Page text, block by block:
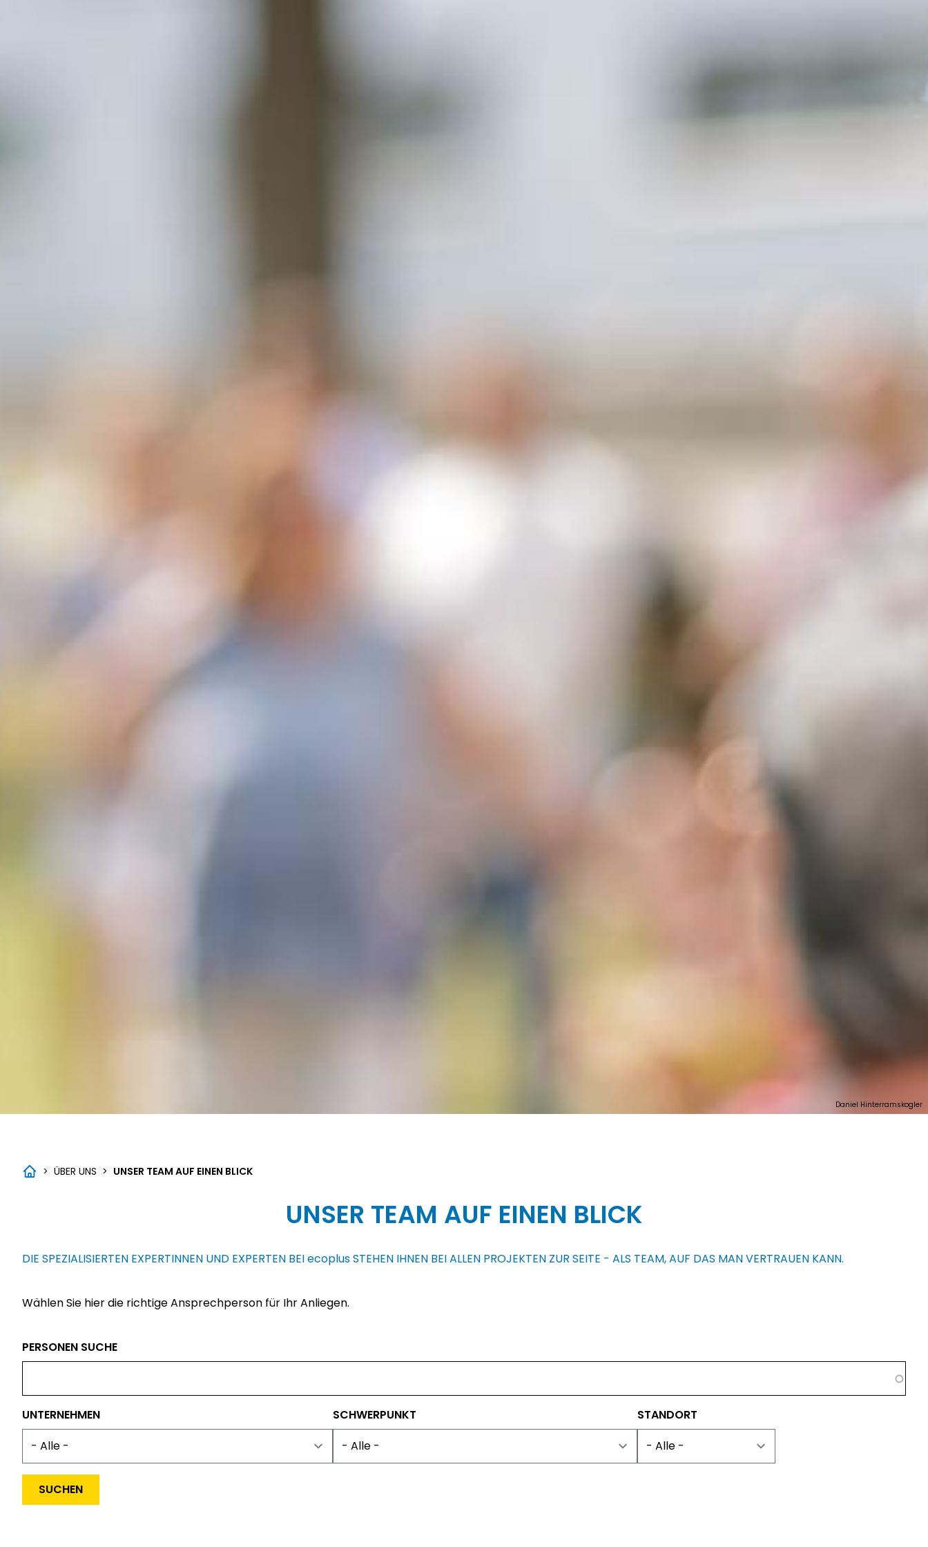
Daniel Hinterramskogler
> ÜBER UNS > UNSER TEAM AUF EINEN BLICK
UNSER TEAM AUF EINEN BLICK
DIE SPEZIALISIERTEN EXPERTINNEN UND EXPERTEN BEIecoplusSTEHEN IHNEN BEI ALLEN PROJEKTEN ZUR SEITE - ALS TEAM, AUF DAS MAN VERTRAUEN KANN.
Wählen Sie hier die richtige Ansprechperson für Ihr Anliegen.
PERSONEN SUCHE
UNTERNEHMEN SCHWERPUNKT STANDORT